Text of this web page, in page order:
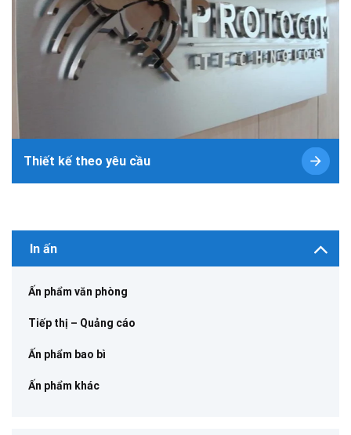
Thiết kế theo yêu cầu
In ấn
Ấn phẩm văn phòng
Tiếp thị – Quảng cáo
Ấn phẩm bao bì
Ấn phẩm khác